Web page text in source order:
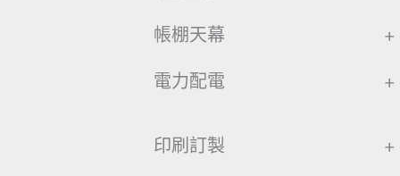
帳棚天幕 +
電力配電 +
印刷訂製 +